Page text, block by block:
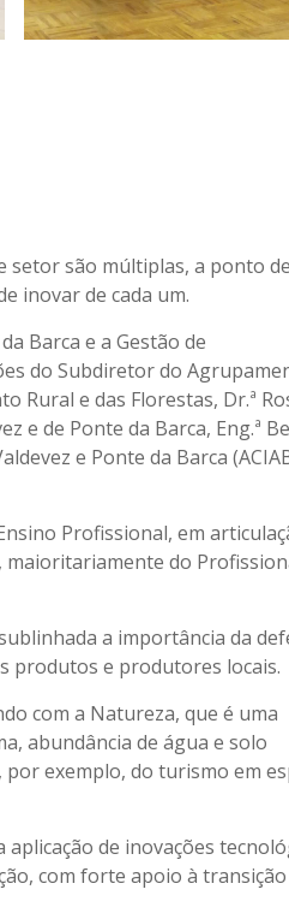
setor são múltiplas, a ponto
inovar de cada um.
Barca e a Gestão de
do Subdiretor do
Rural e das Florestas, Dr.ª
e de Ponte da Barca, Eng.ª
e Ponte da Barca
Profissional, em
maioritariamente do
a importância da
produtos e produtores locais.
com a Natureza, que é uma
abundância de água e solo
exemplo, do turismo em
de inovações
com forte apoio à transição